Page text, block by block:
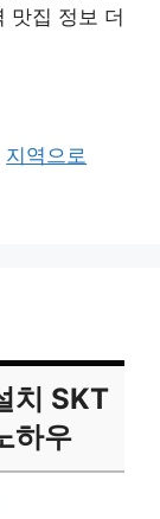
집 정보 더
지역으로
치 SKT
하우